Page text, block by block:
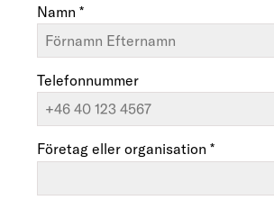
Namn *
Telefonnummer
Företag eller organisation *